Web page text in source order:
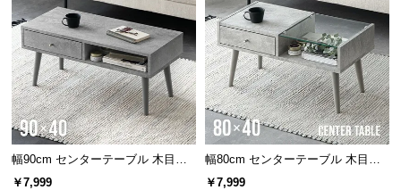
梱
設
置
サ
ー
ビ
ス
幅90cm センターテーブル 木目調/
モルタル調
￥7,999
幅80cm センターテーブル 木目調/
モルタル調
￥7,999